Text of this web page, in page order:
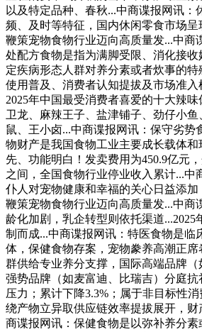
以及特定品种、春秋...中商谍报网讯：
频、及时等特征，国内休闲零食市场呈
鞭策宠物食物行业迈向高质量发...中商
处配方食物是指为满脚受限、消化接
定疾病形态人群对养分素或者炊事的
使用普及、消费者认知提拔及市场准入
2025年中国最受消费者喜爱的十大辣味
卫龙、麻辣王子、盐津铺子、劲仔小
鼠、王小卤...中商谍报网讯：保守劣势
物财产是我国食物工业主要成长载体
先、功能明白！发卖费用为450.9亿元
之间，全国食物行业停业收入累计...中
仆人对宠物健康和幸福的关心日益添加
鞭策宠物食物行业迈向高质量发...中商
龄化加剧，乳企转型则依托渠道...2025
制而成...中商谍报网讯：特医食物是临
体，保健食物存案，宠物豢养高潮正席
群供给专业养分支撑，国际高端品牌
强势品牌（如麦富迪、比瑞吉）分庭
压力；累计下降3.3%；属于非目标性
绕产物立异取供应链效率提拔展开，财
商谍报网讯：保健食物是以弥补养分素